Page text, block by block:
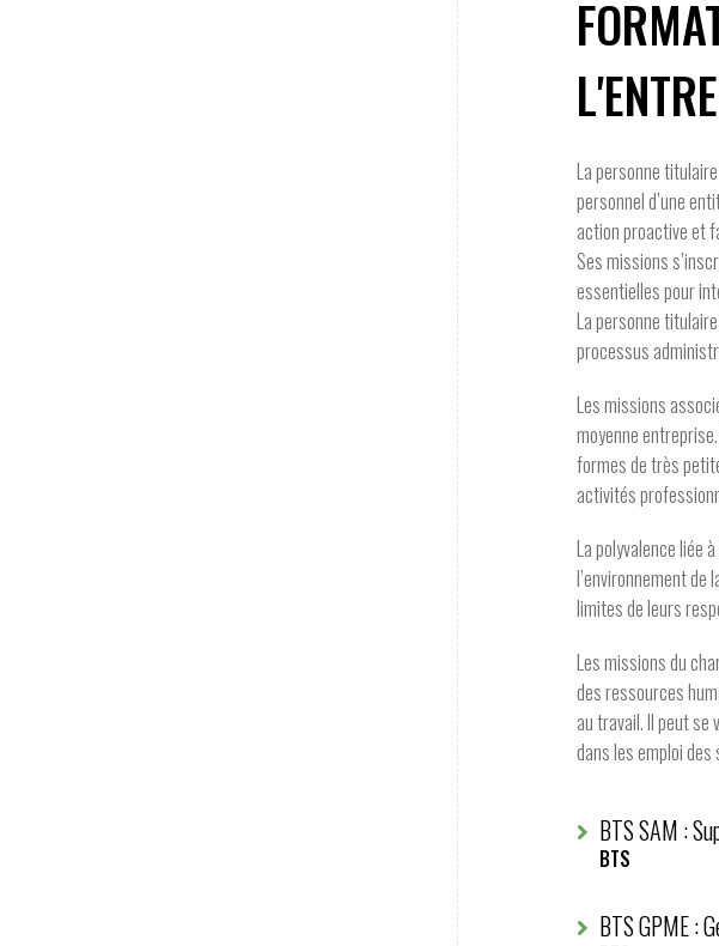
La personne
personnel d’une
action proactive et
Ses missions
essentielles pour
La personne
processus
Les missions
moyenne
formes de très
activités
La polyvalence liée
l’environnement
limites de leurs
Les missions du
des ressources
au travail. Il peut
dans les emploi
BTS SAM :
BTS
BTS GPME :